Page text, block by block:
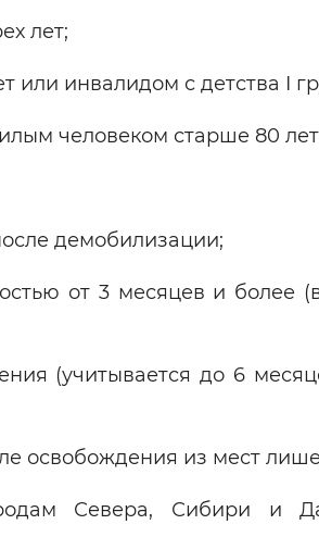
лет;
или инвалидом с детства I
человеком старше 80
демобилизации;
от 3 месяцев и более
(учитывается до 6
освобождения из мест
Севера, Сибири и